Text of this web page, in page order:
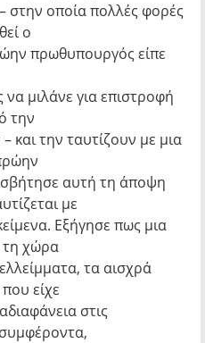
στην οποία πολλές φορές
ο
πρωθυπουργός είπε
μιλάνε για επιστροφή
την
και την ταυτίζουν με μια
αυτή τη άποψη
με
Εξήγησε πως μια
τη χώρα
τα αισχρά
είχε
στις